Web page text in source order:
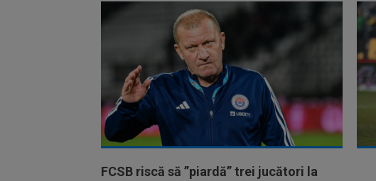
FCSB riscă să ”piardă” trei jucători la